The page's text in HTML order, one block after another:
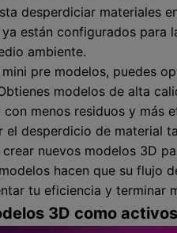
desperdiciar materiales
están configurados para
ambiente.
mini pre modelos, puedes
modelos de alta
menos residuos y más
el desperdicio de material
nuevos modelos 3D
hacen que su flujo
tu eficiencia y terminar
3D como